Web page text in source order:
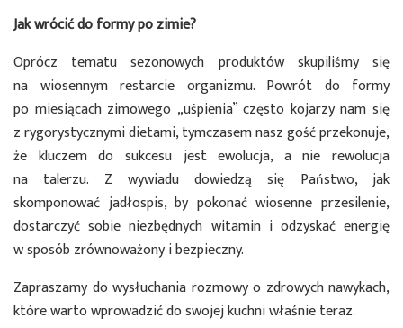
Jak wrócić do formy po zimie?
Oprócz tematu sezonowych produktów skupiliśmy się
na wiosennym restarcie organizmu. Powrót do formy
po miesiącach zimowego „uśpienia” często kojarzy nam się
z rygorystycznymi dietami, tymczasem nasz gość przekonuje,
że kluczem do sukcesu jest ewolucja, a nie rewolucja
na talerzu. Z wywiadu dowiedzą się Państwo, jak
skomponować jadłospis, by pokonać wiosenne przesilenie,
dostarczyć sobie niezbędnych witamin i odzyskać energię
w sposób zrównoważony i bezpieczny.
Zapraszamy do wysłuchania rozmowy o zdrowych nawykach,
które warto wprowadzić do swojej kuchni właśnie teraz.